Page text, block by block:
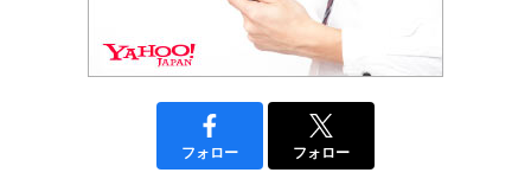
フォロー フォロー